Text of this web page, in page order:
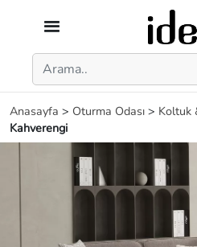
Anasayfa > Oturma Odası > Koltuk
Kahverengi